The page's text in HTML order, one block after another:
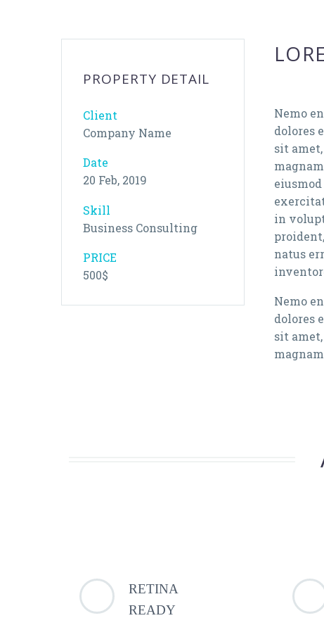
PROPERTY DETAIL
Client
Company Name
Date
20 Feb, 2019
Skill
Business Consulting
PRICE
500$
Nemo
dolores
sit
in
natus
Nemo
dolores
sit
RETINA
READY